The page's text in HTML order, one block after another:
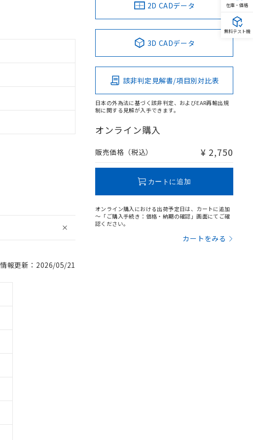
情報更新：2026/05/21
2D CADデータ
3D CADデータ
該非判定見解書/項目別対比表
日本の外為法に基づく該非判定、およびEAR再輸出規
制に関する見解が入手できます。
オンライン購入
販売価格（税込） ¥ 2,750
カートに追加
オンライン購入における出荷予定日は、カートに追加
～「ご購入手続き：価格・納期の確認」画面にてご確
認ください。
カートをみる
在庫・価格
無料テスト機